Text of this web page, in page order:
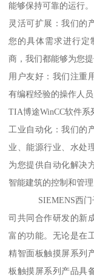
能够保持可靠的运行。
灵活可扩展：我们的
您的具体需求进行定
商，我们都能够为您
用户友好：我们注重
有编程经验的操作人
TIA博途WinCC软件系
工业自动化：我们的
业、能源行业、水处
为您提供自动化解决
智能建筑的控制和管理
SIEMENS西门子
司共同合作研发的新
富的功能。无论是在
精智面板触摸屏系列
板触摸屏系列产品具